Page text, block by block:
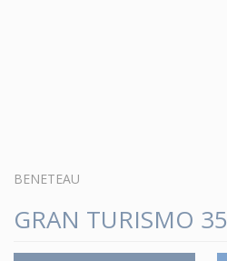
BENETEAU
GRAN TURISMO 35